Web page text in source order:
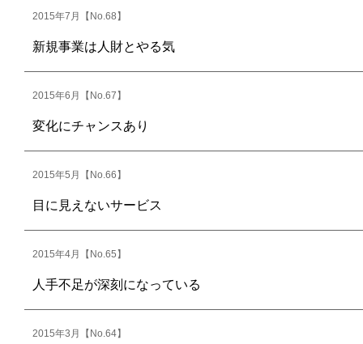
2015年7月【No.68】
新規事業は人財とやる気
2015年6月【No.67】
変化にチャンスあり
2015年5月【No.66】
目に見えないサービス
2015年4月【No.65】
人手不足が深刻になっている
2015年3月【No.64】